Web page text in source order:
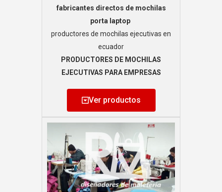
fabricantes directos de mochilas
porta laptop
productores de mochilas ejecutivas en
ecuador
PRODUCTORES DE MOCHILAS
EJECUTIVAS PARA EMPRESAS
Ver productos